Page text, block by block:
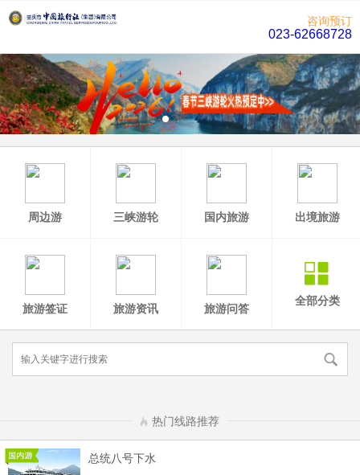
咨询预订
023-62668728
周边游 三峡游轮 国内旅游 出境旅游
旅游签证 旅游资讯 旅游问答
全部分类
热门线路推荐
总统八号下水